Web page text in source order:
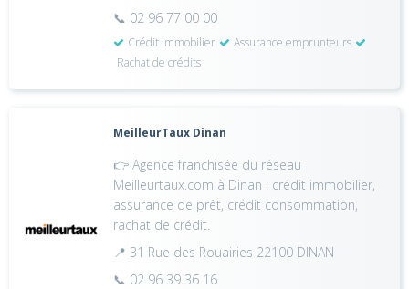
📞 02 96 77 00 00
Crédit immobilier
Assurance emprunteurs
Rachat de crédits
MeilleurTaux Dinan
👉 Agence franchisée du réseau
Meilleurtaux.com à Dinan : crédit immobilier,
assurance de prêt, crédit consommation,
rachat de crédit.
📍 31 Rue des Rouairies 22100 DINAN
📞 02 96 39 36 16